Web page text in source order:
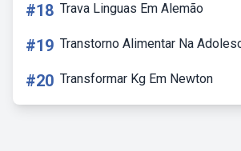
#18 Trava Linguas Em Alemão
#19 Transtorno Alimentar Na
#20 Transformar Kg Em Newton